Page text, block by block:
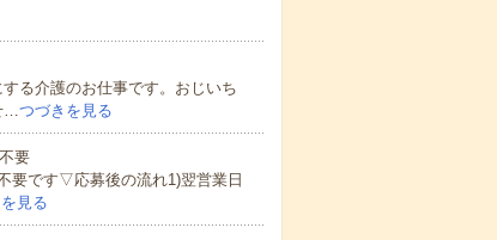
る介護のお仕事です。おじいち
…つづきを見る
要
要です▽応募後の流れ1)翌営業日
見る